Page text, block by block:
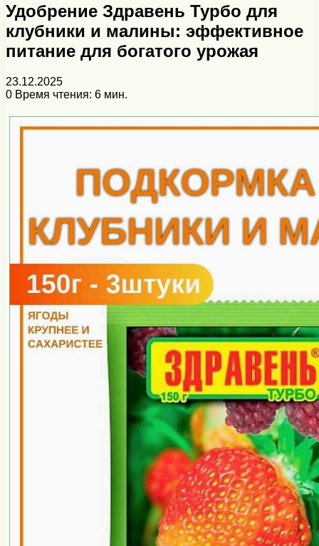
Удобрение Здравень Турбо для
клубники и малины: эффективное
питание для богатого урожая
23.12.2025
0 Время чтения: 6 мин.